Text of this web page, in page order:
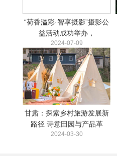
“荷香溢彩·智享摄影”摄影公
益活动成功举办，
2024-07-09
甘肃：探索乡村旅游发展新
路径 诗意田园与产品革
2024-03-30